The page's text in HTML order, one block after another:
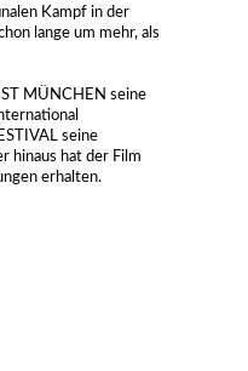
Kampf in der
lange um mehr, als
MÜNCHEN seine
seine
hinaus hat der Film
erhalten.